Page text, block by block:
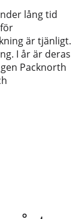
lång tid
är tjänligt.
I år är deras
Packnorth